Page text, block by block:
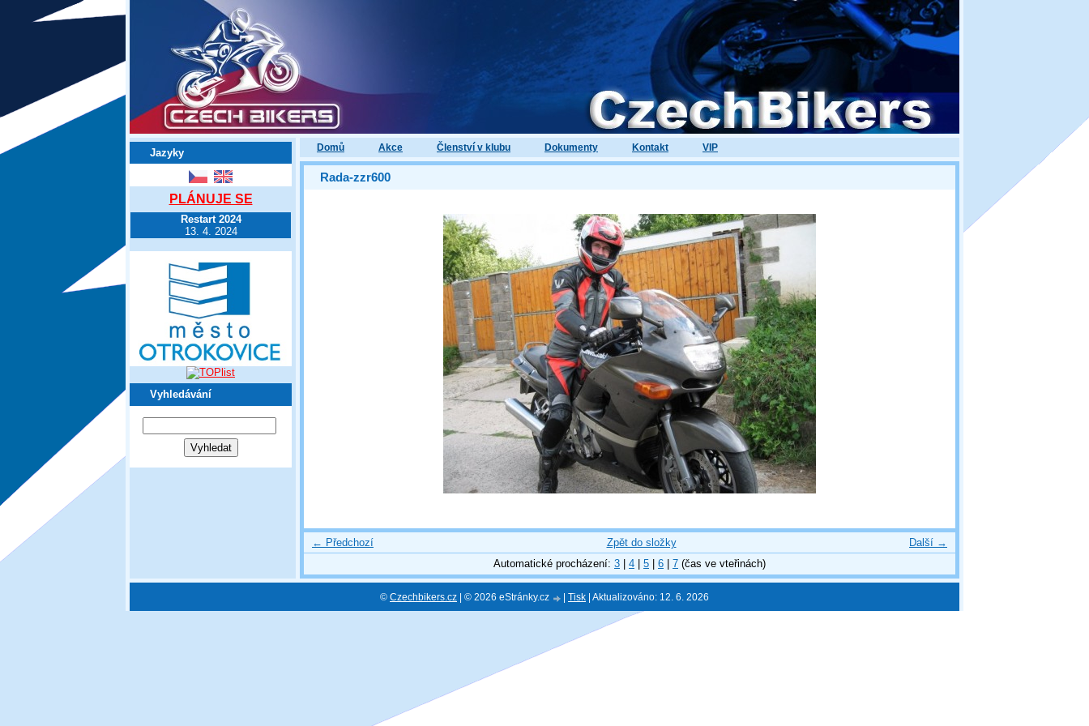
Domů Akce Členství v klubu Dokumenty Kontakt VIP
Jazyky
PLÁNUJE SE
Restart 2024
13. 4. 2024
Vyhledávání
Rada-zzr600
← Předchozí Další →
Zpět do složky
Automatické procházení: 3 4 5 6 7 (čas ve vteřinách)
© Czechbikers.cz | © 2026 eStránky.cz Tisk Aktualizováno: 12. 6. 2026